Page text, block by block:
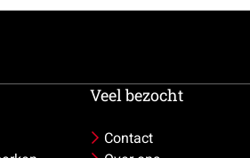
Veel bezocht
Contact